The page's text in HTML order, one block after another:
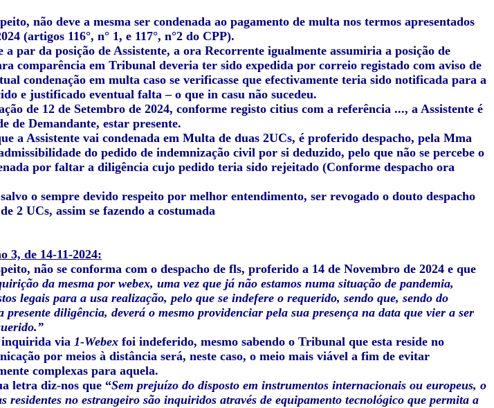
não deve a mesma ser condenada ao pagamento de multa nos termos apresentados
(artigos 116°, n° 1, e 117°, n°2 do CPP).
par da posição de Assistente, a ora Recorrente igualmente assumiria a posição de
comparência em Tribunal deveria ter sido expedida por correio registado com aviso de
condenação em multa caso se verificasse que efectivamente teria sido notificada para a
e justificado eventual falta – o que in casu não sucedeu.
de 12 de Setembro de 2024, conforme registo citius com a referência ..., a Assistente é
de Demandante, estar presente.
a Assistente vai condenada em Multa de duas 2UCs, é proferido despacho, pela Mma
do pedido de indemnização civil por si deduzido, pelo que não se percebe o
por faltar a diligência cujo pedido teria sido rejeitado (Conforme despacho ora
o sempre devido respeito por melhor entendimento, ser revogado o douto despacho
2 UCs, assim se fazendo a costumada
3, de 14-11-2024:
não se conforma com o despacho de fls, proferido a 14 de Novembro de 2024 e que
da mesma por webex, uma vez que já não estamos numa situação de pandemia,
legais para a usa realização, pelo que se indefere o requerido, sendo que, sendo do
presente diligência, deverá o mesmo providenciar pela sua presença na data que vier a ser
inquirida via 1-Webex foi indeferido, mesmo sabendo o Tribunal que esta reside no
por meios à distância será, neste caso, o meio mais viável a fim de evitar
complexas para aquela.
letra diz-nos que “Sem prejuízo do disposto em instrumentos internacionais ou europeus, o
residentes no estrangeiro são inquiridos através de equipamento tecnológico que permita a